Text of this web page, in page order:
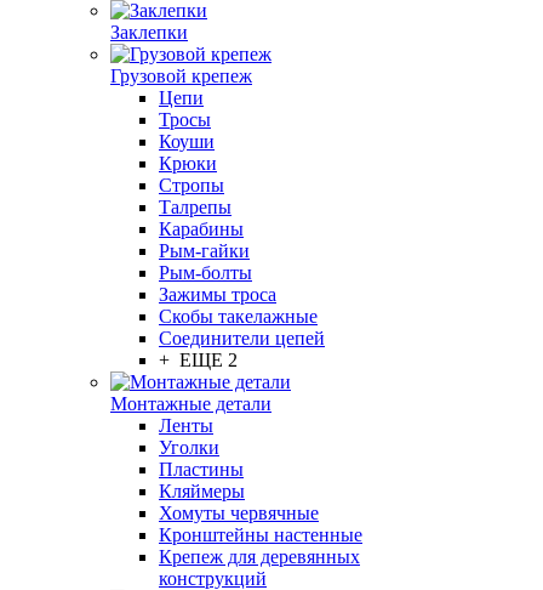
Заклепки
Грузовой крепеж
Цепи
Тросы
Коуши
Крюки
Стропы
Талрепы
Карабины
Рым-гайки
Рым-болты
Зажимы троса
Скобы такелажные
Соединители цепей
+ ЕЩЕ 2
Монтажные детали
Ленты
Уголки
Пластины
Кляймеры
Хомуты червячные
Кронштейны настенные
Крепеж для деревянных
конструкций